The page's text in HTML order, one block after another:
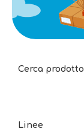
Cerca prodotto
Linee